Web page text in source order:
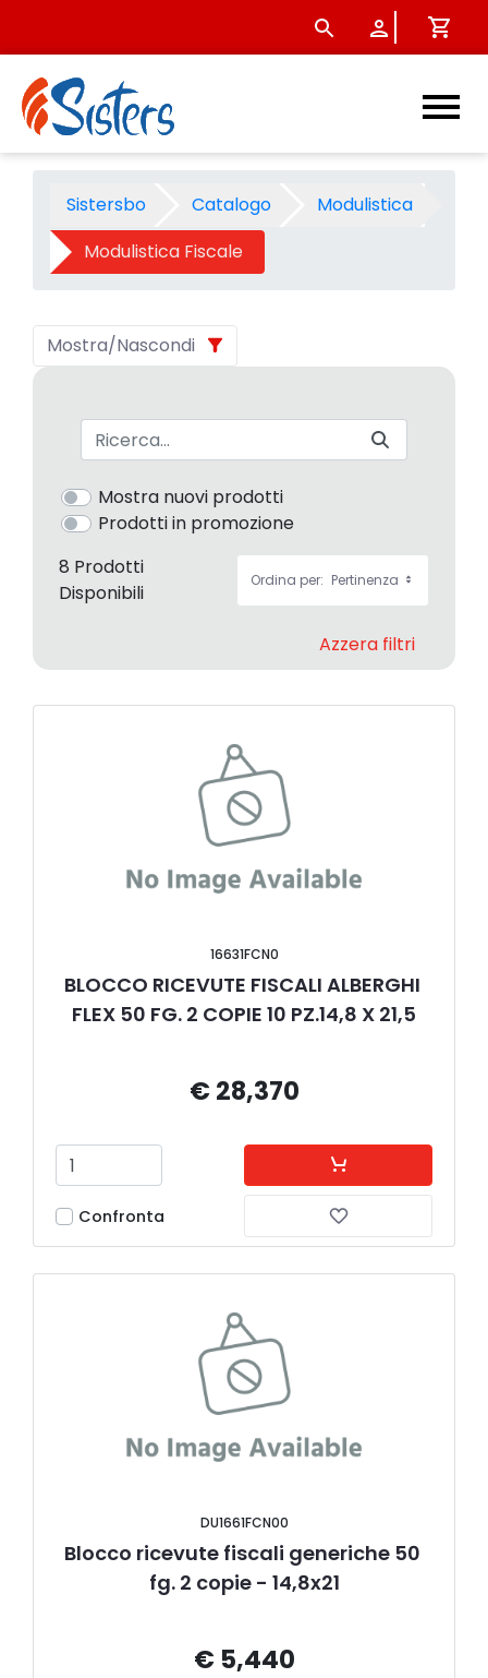
Modulistica Fiscale -
Sistersbo Catalogo
Modulistica
Modulistica Fiscale
Mostra/Nascondi
Barra di ricerca
Mostra nuovi prodotti
Prodotti in promozione
8 Prodotti
Disponibili
Ordina per: Pertinenza
Azzera filtri
16631FCN0
BLOCCO RICEVUTE FISCALI ALBERGHI
FLEX 50 FG. 2 COPIE 10 PZ.14,8 X 21,5
€ 28,370
Confronta
DU1661FCN00
Blocco ricevute fiscali generiche 50
fg. 2 copie - 14,8x21
€ 5,440